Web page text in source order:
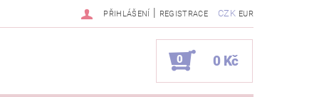
CZK EUR
PŘIHLÁŠENÍ | REGISTRACE
0 0 Kč